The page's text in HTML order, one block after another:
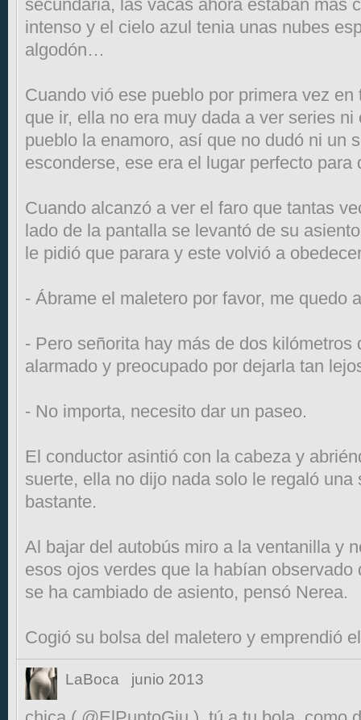
secundaria, las vacas ahora estaban más
intenso y el cielo azul tenia unas nubes
algodón…
Cuando vió ese pueblo por primera vez
que ir, ella no era muy dada a ver series
pueblo la enamoro, así que no dudó ni un
esconderse, ese era el lugar perfecto para
Cuando alcanzó a ver el faro que tantas
lado de la pantalla se levantó de su
le pidió que parara y este volvió a
- Ábrame el maletero por favor, me quedo
- Pero señorita hay más de dos
alarmado y preocupado por dejarla tan
- No importa, necesito dar un paseo.
El conductor asintió con la cabeza y
suerte, ella no dijo nada solo le regaló una
bastante.
Al bajar del autobús miro a la ventanilla y
esos ojos verdes que la habían
se ha cambiado de asiento, pensó Nerea.
Cogió su bolsa del maletero y emprendió
LaBoca junio 2013